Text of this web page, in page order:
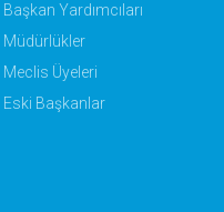
Başkan Yardımcıları
Müdürlükler
Meclis Üyeleri
Eski Başkanlar